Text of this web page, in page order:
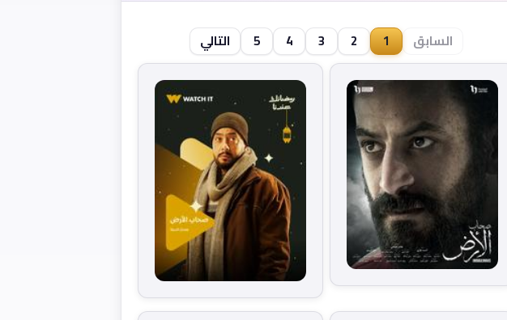
السابق 1
2
3
4
5 التالي